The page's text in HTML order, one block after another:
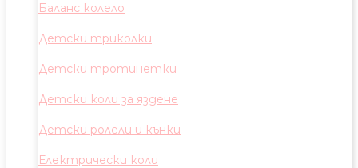
Баланс колело
Детски триколки
Детски тротинетки
Детски коли за яздене
Детски ролели и кънки
Електрически коли